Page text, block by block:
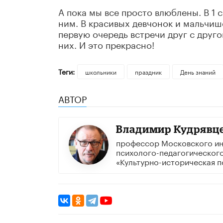
А пока мы все просто влюблены. В 1
ним. В красивых девчонок и
первую очередь встречи друг с
них. И это прекрасно!
Теги: школьники праздник День знаний
АВТОР
Владимир
профессор Московского
психолого-
«Культурно-историческая